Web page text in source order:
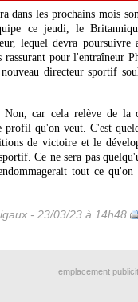
les prochains mois
ce jeudi, le
lequel devra poursuivre
rassurant pour l'entraîneur
directeur sportif
car cela relève de la
profil qu'on veut. C'est
de victoire et le
Ce ne sera pas
tout ce
- 23/03/23 à 14h48
emplacement